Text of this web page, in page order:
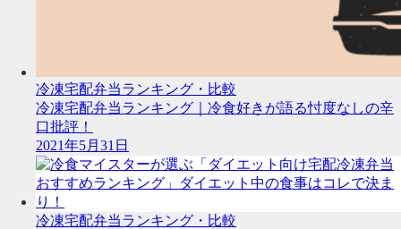
冷凍宅配弁当ランキング・比較
冷凍宅配弁当ランキング｜冷食好きが語る忖度なしの辛
口批評！
2021年5月31日
冷凍宅配弁当ランキング・比較